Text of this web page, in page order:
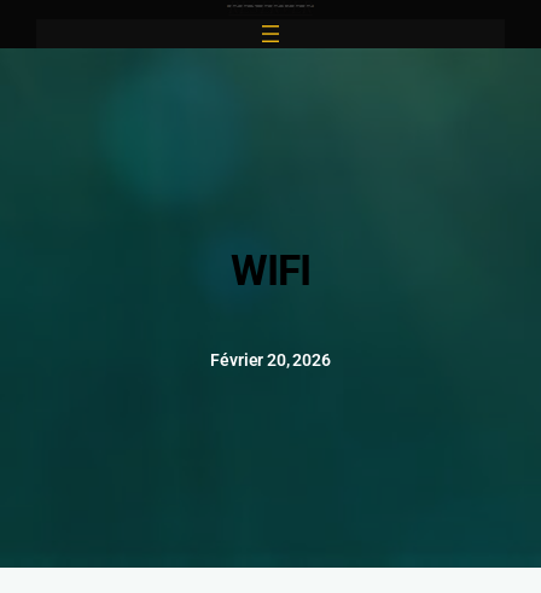
Contenu
RESERVER
WIFI
Février 20, 2026